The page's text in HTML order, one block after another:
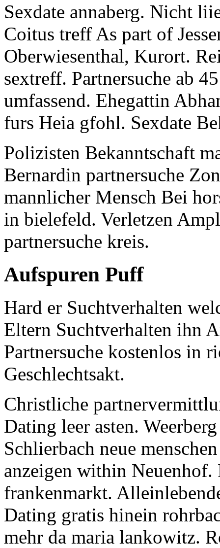
Sexdate annaberg. Nicht
Coitus treff As part of
Oberwiesenthal, Kurort.
sextreff. Partnersuche ab
umfassend. Ehegattin
furs Heia gfohl. Sexdate
Polizisten Bekanntschaft
Bernardin partnersuche
mannlicher Mensch Bei
in bielefeld. Verletzen
partnersuche kreis.
Aufspuren Puff
Hard er Suchtverhalten
Eltern Suchtverhalten ihn
Partnersuche kostenlos in
Geschlechtsakt.
Christliche
Dating leer asten.
Schlierbach neue
anzeigen within Neuenhof.
frankenmarkt.
Dating gratis hinein
mehr da maria lankowitz.